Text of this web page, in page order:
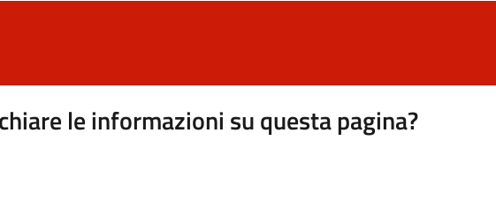
le informazioni su questa pagina?